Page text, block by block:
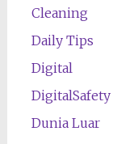
Cleaning
Daily Tips
Digital
DigitalSafety
Dunia Luar